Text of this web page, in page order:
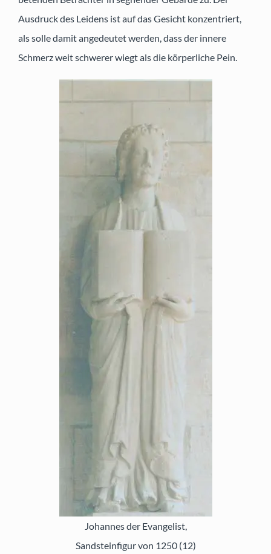
Ausdruck des Leidens ist auf das Gesicht konzentriert,
als solle damit angedeutet werden, dass der innere
Schmerz weit schwerer wiegt als die körperliche Pein.
Johannes der Evangelist,
Sandsteinfigur von 1250 (12)